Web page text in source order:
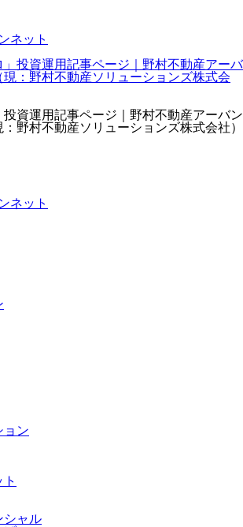
ネット
投資運用記事ページ｜野村不動産アーバン
野村不動産ソリューションズ株式会社）
ネット
ョン
シャル